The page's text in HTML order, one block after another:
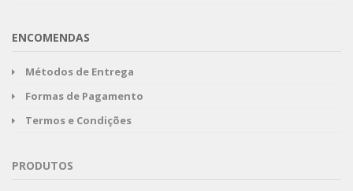
ENCOMENDAS
Métodos de Entrega
Formas de Pagamento
Termos e Condições
PRODUTOS